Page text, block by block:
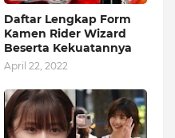
Daftar Lengkap Form
Kamen Rider Wizard
Beserta Kekuatannya
April 22, 2022